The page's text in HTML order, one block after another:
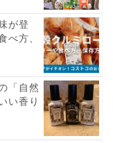
が登
べ方、
「自然
い香り